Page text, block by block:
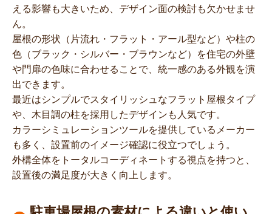
える影響も大きいため、デザイン面の検討も欠かせませ
ん。
屋根の形状（片流れ・フラット・アール型など）や柱の
色（ブラック・シルバー・ブラウンなど）を住宅の外壁
や門扉の色味に合わせることで、統一感のある外観を演
出できます。
最近はシンプルでスタイリッシュなフラット屋根タイプ
や、木目調の柱を採用したデザインも人気です。
カラーシミュレーションツールを提供しているメーカー
も多く、設置前のイメージ確認に役立つでしょう。
外構全体をトータルコーディネートする視点を持つと、
設置後の満足度が大きく向上します。